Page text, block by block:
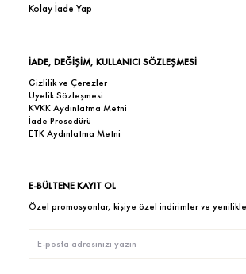
Kolay İade Yap
İADE, DEĞİŞİM, KULLANICI SÖZLEŞMESİ
Gizlilik ve Çerezler
Üyelik Sözleşmesi
KVKK Aydınlatma Metni
İade Prosedürü
ETK Aydınlatma Metni
E-BÜLTENE KAYIT OL
Özel promosyonlar, kişiye özel indirimler ve